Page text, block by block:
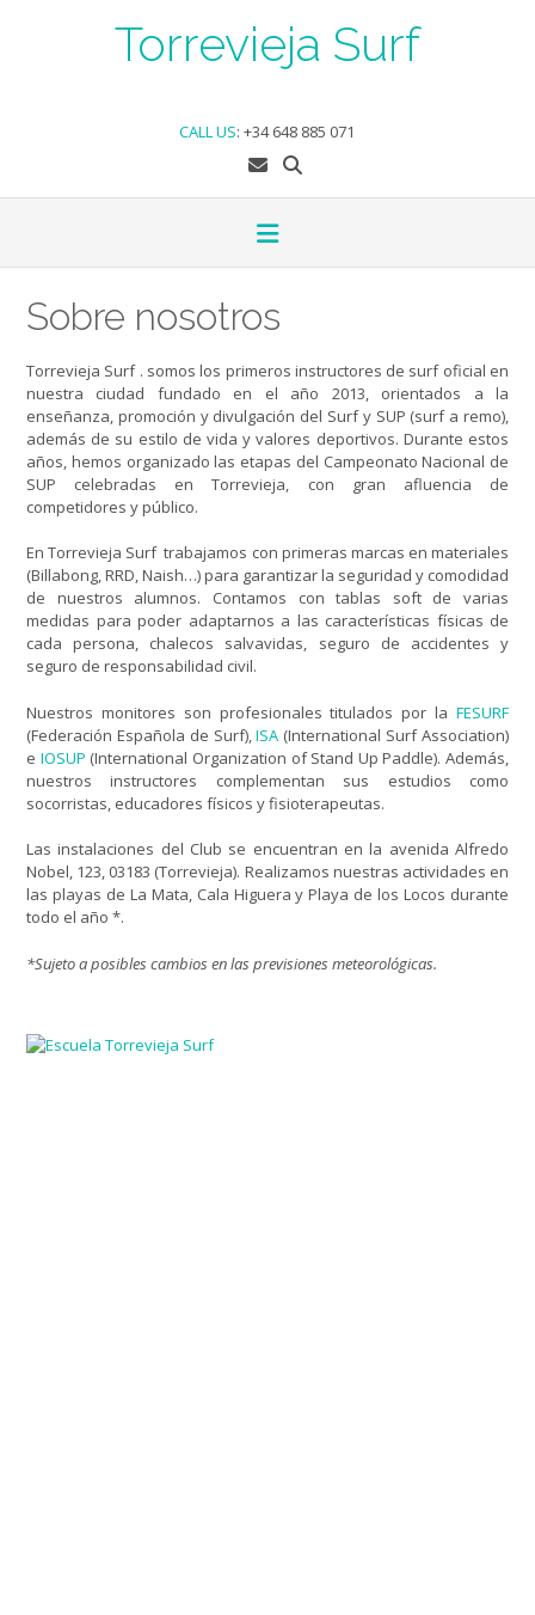
Torrevieja Surf
CALL US: +34 648 885 071
Sobre nosotros
Torrevieja Surf . somos los primeros instructores de surf oficial en
nuestra ciudad fundado en el año 2013, orientados a la
enseñanza, promoción y divulgación del Surf y SUP (surf a remo),
además de su estilo de vida y valores deportivos. Durante estos
años, hemos organizado las etapas del Campeonato Nacional de
SUP celebradas en Torrevieja, con gran afluencia de
competidores y público.
En Torrevieja Surf trabajamos con primeras marcas en materiales
(Billabong, RRD, Naish…) para garantizar la seguridad y comodidad
de nuestros alumnos. Contamos con tablas soft de varias
medidas para poder adaptarnos a las características físicas de
cada persona, chalecos salvavidas, seguro de accidentes y
seguro de responsabilidad civil.
Nuestros monitores son profesionales titulados por la FESURF
(Federación Española de Surf),ISA (International Surf Association)
e IOSUP (International Organization of Stand Up Paddle). Además,
nuestros instructores complementan sus estudios como
socorristas, educadores físicos y fisioterapeutas.
Las instalaciones del Club se encuentran en la avenida Alfredo
Nobel, 123, 03183 (Torrevieja). Realizamos nuestras actividades en
las playas de La Mata, Cala Higuera y Playa de los Locos durante
todo el año *.
*Sujeto a posibles cambios en las previsiones meteorológicas.